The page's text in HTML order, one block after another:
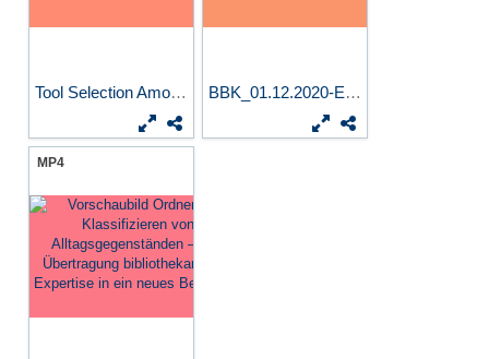
Tool Selection Among... BBK_01.12.2020-Elke_Maria
MP4